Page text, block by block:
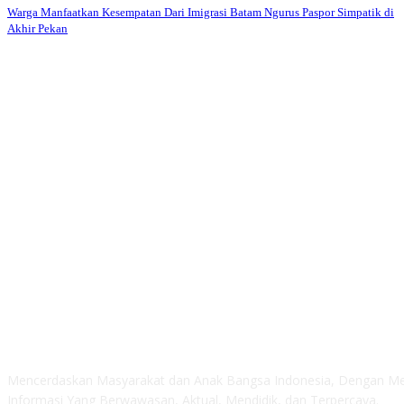
Warga Manfaatkan Kesempatan Dari Imigrasi Batam Ngurus Paspor Simpatik di
Akhir Pekan